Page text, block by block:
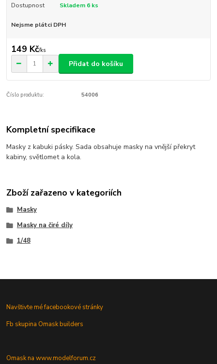
Dostupnost Skladem 6 ks
Nejsme plátci DPH
149 Kč/ks
Přidat do košíku
Číslo produktu: 54006
Kompletní specifikace
Masky z kabuki pásky. Sada obsahuje masky na vnější překryt
kabiny, světlomet a kola.
Zboží zařazeno v kategoriích
Masky
Masky na čiré díly
1/48
Navštivte mé facebookové stránky
Fb skupina Omask builders
Omask na www.modelforum.cz